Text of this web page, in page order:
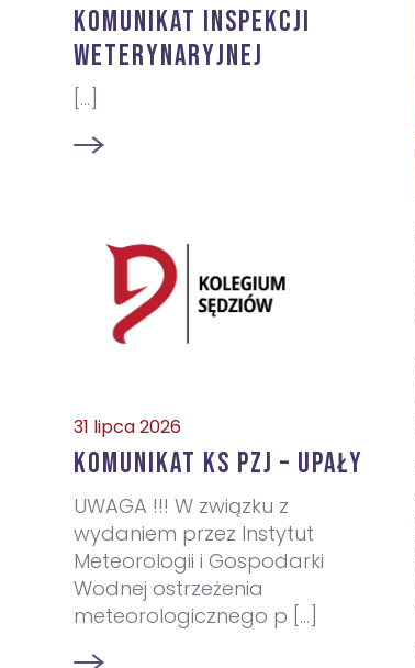
KOMUNIKAT Inspekcji
Weterynaryjnej
[...]
31 lipca 2026
Komunikat KS PZJ – upały
UWAGA !!! W związku z
wydaniem przez Instytut
Meteorologii i Gospodarki
Wodnej ostrzeżenia
meteorologicznego p [...]